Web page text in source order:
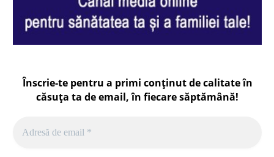
Înscrie-te pentru a primi conținut de calitate în
căsuța ta de email, în fiecaresăptămână!